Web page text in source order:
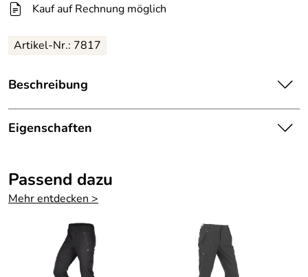
Kauf auf Rechnung möglich
Artikel-Nr.: 7817
Beschreibung
Areco Mütze Merino
Sehr weiche und sehr angenehm zu tragende Mütze aus
- hoher Tragekomfort
- sehr weich
- sehr gute Isolation
Eigenschaften
Farbe:
unifarben
Areco
Material:
100 % Wolle
Passend dazu
Mehr entdecken >